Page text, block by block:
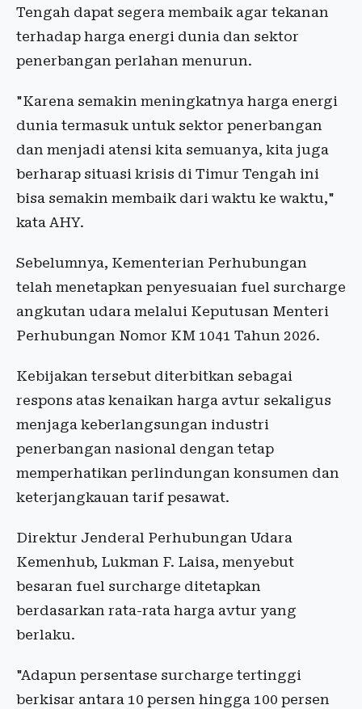
Tengah dapat segera membaik agar tekanan
terhadap harga energi dunia dan sektor
penerbangan perlahan menurun.
"Karena semakin meningkatnya harga energi
dunia termasuk untuk sektor penerbangan
dan menjadi atensi kita semuanya, kita juga
berharap situasi krisis di Timur Tengah ini
bisa semakin membaik dari waktu ke waktu,"
kata AHY.
Sebelumnya, Kementerian Perhubungan
telah menetapkan penyesuaian fuel surcharge
angkutan udara melalui Keputusan Menteri
Perhubungan Nomor KM 1041 Tahun 2026.
Kebijakan tersebut diterbitkan sebagai
respons atas kenaikan harga avtur sekaligus
menjaga keberlangsungan industri
penerbangan nasional dengan tetap
memperhatikan perlindungan konsumen dan
keterjangkauan tarif pesawat.
Direktur Jenderal Perhubungan Udara
Kemenhub, Lukman F. Laisa, menyebut
besaran fuel surcharge ditetapkan
berdasarkan rata-rata harga avtur yang
berlaku.
"Adapun persentase surcharge tertinggi
berkisar antara 10 persen hingga 100 persen